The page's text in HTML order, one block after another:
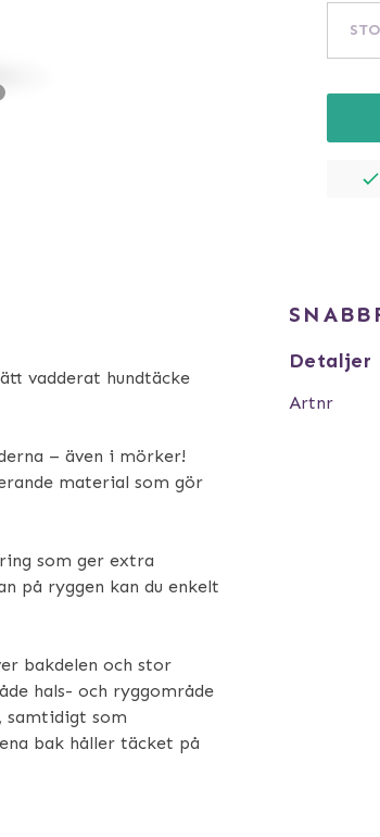
vadderat hundtäcke
– även i mörker!
material som gör
som ger extra
på ryggen kan du enkelt
bakdelen och stor
hals- och ryggområde
samtidigt som
bak håller täcket på
Detaljer
Artnr